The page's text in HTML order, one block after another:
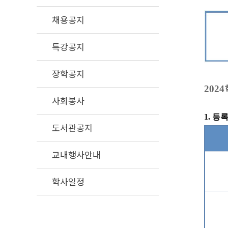
채용공지
특강공지
장학공지
사회봉사
도서관공지
교내행사안내
학사일정
2024
1. 등